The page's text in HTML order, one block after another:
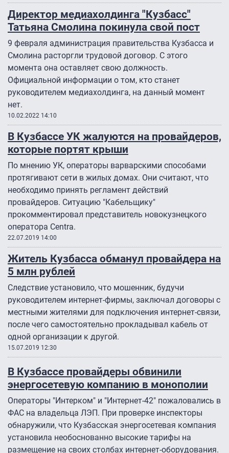
Директор медиахолдинга "Кузбасс"
Татьяна Смолина покинула свой пост
9 февраля администрация правительства Кузбасса и
Смолина расторгли трудовой договор. С этого
момента она оставляет свою должность.
Официальной информации о том, кто станет
руководителем медиахолдинга, на данный момент
нет.
10.02.2022 14:10
В Кузбассе УК жалуются на провайдеров,
которые портят крыши
По мнению УК, операторы варварскими способами
протягивают сети в жилых домах. Они считают, что
необходимо принять регламент действий
провайдеров. Ситуацию "Кабельщику"
прокомментировал представитель новокузнецкого
оператора Centra.
22.07.2019 14:00
Житель Кузбасса обманул провайдера на
5 млн рублей
Следствие установило, что мошенник, будучи
руководителем интернет-фирмы, заключал договоры с
местными жителями для подключения интернет-связи,
после чего самостоятельно прокладывал кабель от
одной организации к другой.
15.07.2019 12:30
В Кузбассе провайдеры обвинили
энергосетевую компанию в монополии
Операторы "Интерком" и "Интернет-42" пожаловались в
ФАС на владельца ЛЭП. При проверке инспекторы
обнаружили, что Кузбасская энергосетевая компания
установила необоснованно высокие тарифы на
размещение на своих столбах интернет-оборудования.